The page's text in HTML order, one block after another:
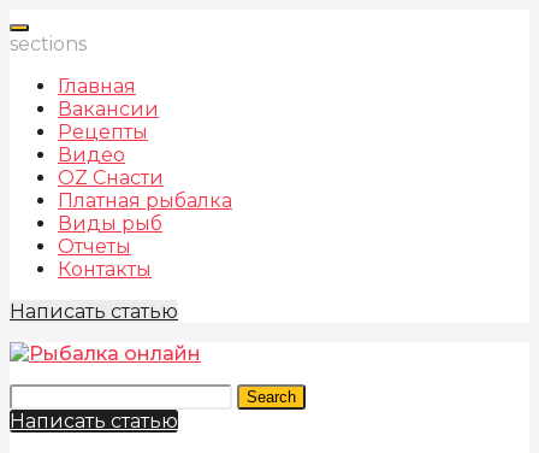
sections
Главная
Вакансии
Рецепты
Видео
OZ Снасти
Платная рыбалка
Виды рыб
Отчеты
Контакты
Написать статью
Search
Написать статью